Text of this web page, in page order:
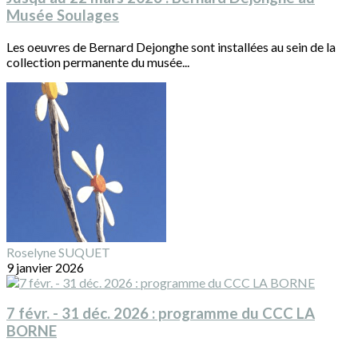
Musée Soulages
Les oeuvres de Bernard Dejonghe sont installées au sein de la
collection permanente du musée...
Roselyne SUQUET
9 janvier 2026
7 févr. - 31 déc. 2026 : programme du CCC LA
BORNE